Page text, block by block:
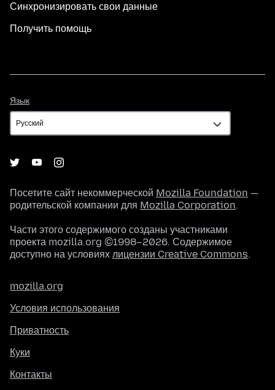
Синхронизировать свои данные
Получить помощь
Язык
Посетите сайт некоммерческой Mozilla Foundation —
родительской компании для Mozilla Corporation.
Части этого содержимого созданы участниками
проекта mozilla.org ©1998–2026. Содержимое
доступно на условиях лицензии Creative Commons.
mozilla.org
Условия использования
Приватность
Куки
Контакты